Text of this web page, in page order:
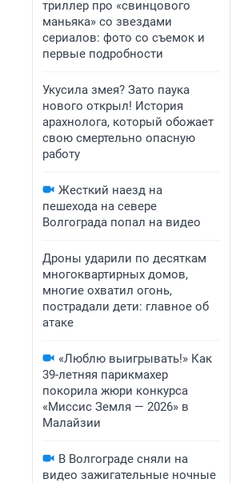
триллер про «свинцового
маньяка» со звездами
сериалов: фото со съемок и
первые подробности
Укусила змея? Зато паука
нового открыл! История
арахнолога, который обожает
свою смертельно опасную
работу
Жесткий наезд на
пешехода на севере
Волгограда попал на видео
Дроны ударили по десяткам
многоквартирных домов,
многие охватил огонь,
пострадали дети: главное об
атаке
«Люблю выигрывать!» Как
39-летняя парикмахер
покорила жюри конкурса
«Миссис Земля — 2026» в
Малайзии
В Волгограде сняли на
видео зажигательные ночные